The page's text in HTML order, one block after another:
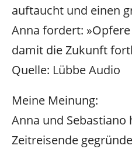
auftaucht und einen
Anna fordert:
damit die Zukunft
Quelle: Lübbe Audio
Meine Meinung:
Anna und Sebastiano
Zeitreisende